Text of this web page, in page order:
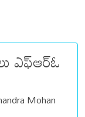
ఎఫ్ఆర్ఓ
Mohan